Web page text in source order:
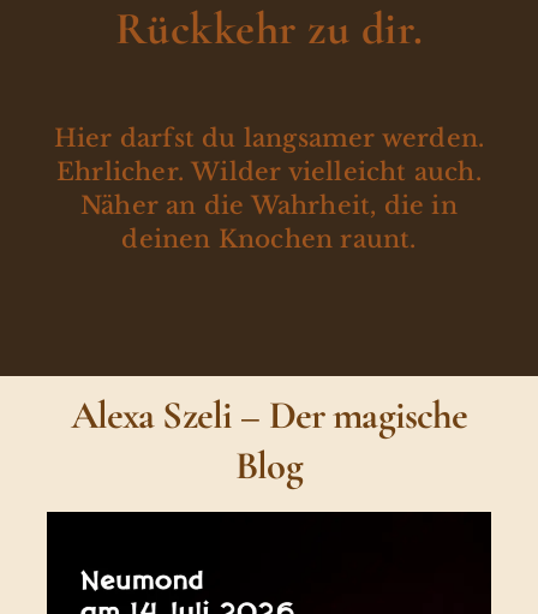
Rückkehr zu dir.
Hier darfst du langsamer werden.
Ehrlicher. Wilder vielleicht auch.
Näher an die Wahrheit, die in
deinen Knochen raunt.
Alexa Szeli – Der magische
Blog